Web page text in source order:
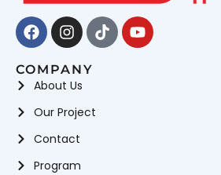
Facebook
Instagram
TiktokYoutube
COMPANY
About Us
Our Project
Contact
Program